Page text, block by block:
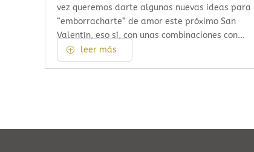
vez queremos darte algunas nuevas ideas para
“emborracharte” de amor este próximo San
Valentín, eso sí, con unas combinaciones con...
leer más